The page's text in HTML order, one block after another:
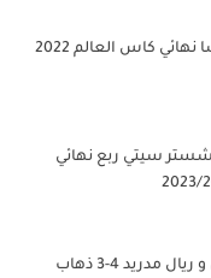
كاس العالم 2022
سيتي ربع نهائي
مباراة مانشستر سيتي و ريال مدريد 4-3 ذهاب